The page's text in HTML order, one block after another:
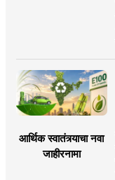
आर्थिक स्वातंत्र्याचा नवा
जाहीरनामा